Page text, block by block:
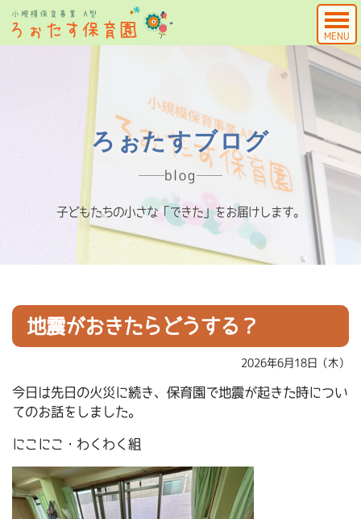
MENU
ろぉたすブログ
blog
子どもたちの小さな「できた」をお届けします。
地震がおきたらどうする？
2026年6月18日（木）
今日は先日の火災に続き、保育園で地震が起きた時につい
てのお話をしました。
にこにこ・わくわく組